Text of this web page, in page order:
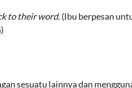
to their word.(Ibu berpesan
sesuatu lainnya dan